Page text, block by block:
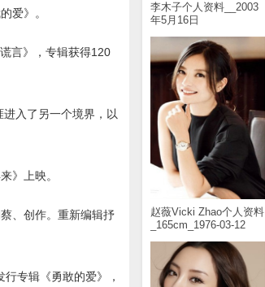
李木子个人资料__2003
年5月16日
赵薇Vicki Zhao个人资料
_165cm_1976-03-12
爱》。
言》，专辑获得120
入了另一个境界，以
》上映。
、创作。重新编辑抒
专辑《勇敢的爱》，